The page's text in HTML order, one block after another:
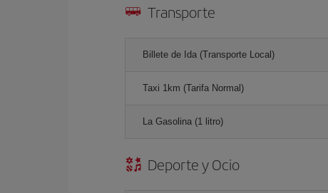
Transporte
Billete de Ida (Transporte Local)
Taxi 1km (Tarifa Normal)
La Gasolina (1 litro)
Deporte y Ocio